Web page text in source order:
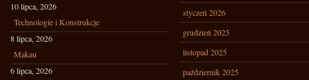
10 lipca, 2026
Technologie i Konstrukcje
8 lipca, 2026
Makau
6 lipca, 2026
styczeń 2026
grudzień 2025
listopad 2025
październik 2025